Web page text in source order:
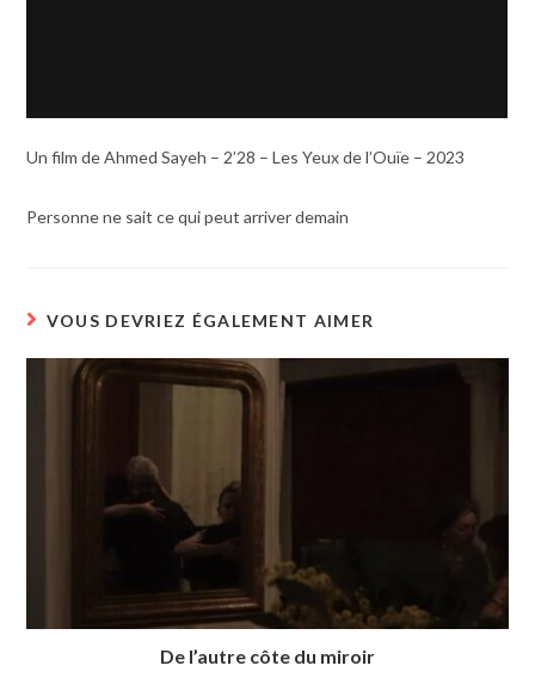
Un film de Ahmed Sayeh – 2’28 – Les Yeux de l’Ouïe – 2023
Personne ne sait ce qui peut arriver demain
VOUS DEVRIEZ ÉGALEMENT AIMER
De l’autre côte du miroir